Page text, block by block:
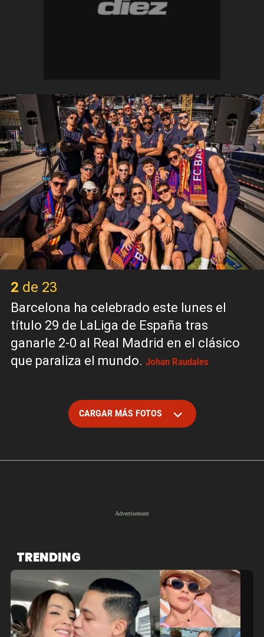
2 de 23
Barcelona ha celebrado este lunes el
título 29 de LaLiga de España tras
ganarle 2-0 al Real Madrid en el clásico
que paraliza el mundo. Johan Raudales
CARGAR MÁS FOTOS
TRENDING